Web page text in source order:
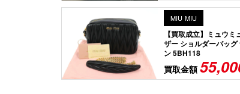
MIU MIU
【買取成立】ミュウ
ザー ショルダーバッ
ン 5BH118
買取金額